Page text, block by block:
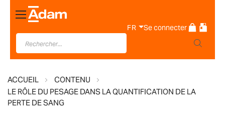
Basculer
la
navigation
FR Se connecter
ACCUEIL
CONTENU
LE RÔLE DU PESAGE DANS LA QUANTIFICATION DE LA
PERTE DE SANG